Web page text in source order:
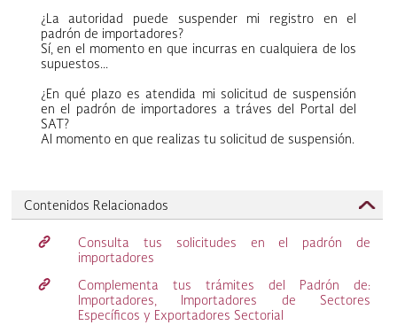
¿La autoridad puede suspender mi registro en el
padrón de importadores?
Sí, en el momento en que incurras en cualquiera de los
supuestos...
¿En qué plazo es atendida mi solicitud de suspensión
en el padrón de importadores a tráves del Portal del
SAT?
Al momento en que realizas tu solicitud de suspensión.
Contenidos Relacionados
r
Consulta tus solicitudes en el padrón de
importadores
r
Complementa tus trámites del Padrón de:
Importadores, Importadores de Sectores
Específicos y Exportadores Sectorial